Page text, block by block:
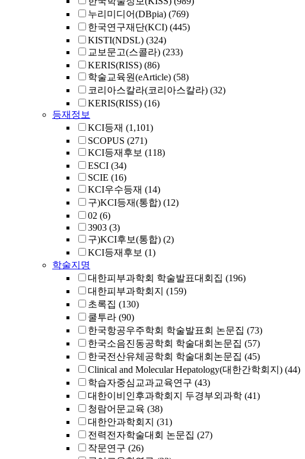
누리미디어(DBpia) (769)
한국연구재단(KCI) (445)
KISTI(NDSL) (324)
교보문고(스콜라) (233)
KERIS(RISS) (86)
학술교육원(eArticle) (58)
코리아스칼라(코리아스칼라) (32)
KERIS(RISS) (16)
등재정보
KCI등재 (1,101)
SCOPUS (271)
KCI등재후보 (118)
ESCI (34)
SCIE (16)
KCI우수등재 (14)
구)KCI등재(통합) (12)
02 (6)
3903 (3)
구)KCI후보(통합) (2)
KCI등재후보 (1)
학술지명
대한피부과학회 학술발표대회집 (196)
대한피부과학회지 (159)
초록집 (130)
쿨투라 (90)
한국항공우주학회 학술발표회 논문집 (73)
한국소음진동공학회 학술대회논문집 (57)
한국전산유체공학회 학술대회논문집 (45)
Clinical and Molecular Hepatology(대한간학회지) (44)
학습자중심교과교육연구 (43)
대한이비인후과학회지 두경부외과학 (41)
청람어문교육 (38)
대한안과학회지 (31)
전력전자학술대회 논문집 (27)
작문연구 (26)